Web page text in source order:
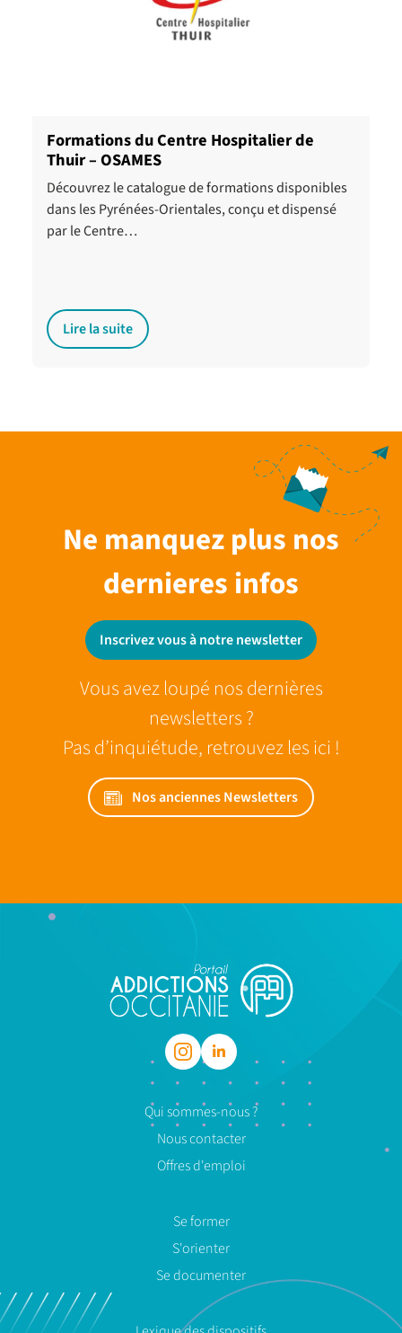
Formations du Centre Hospitalier de
Thuir – OSAMES
Découvrez le catalogue de formations disponibles
dans les Pyrénées-Orientales, conçu et dispensé
par le Centre…
Lire la suite
Ne manquez plus nos
dernieres infos
Inscrivez vous à notre newsletter
Vous avez loupé nos dernières
newsletters ?
Pas d’inquiétude, retrouvez les ici !
Nos anciennes Newsletters
Qui sommes-nous ?
Nous contacter
Offres d'emploi
Se former
S'orienter
Se documenter